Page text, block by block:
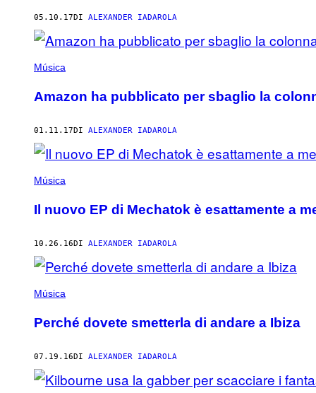
05.10.17DI ALEXANDER IADAROLA
Música
Amazon ha pubblicato per sbaglio la
01.11.17DI ALEXANDER IADAROLA
Música
Il nuovo EP di Mechatok è esattamente a
10.26.16DI ALEXANDER IADAROLA
Música
Perché dovete smetterla di andare a Ibiza
07.19.16DI ALEXANDER IADAROLA